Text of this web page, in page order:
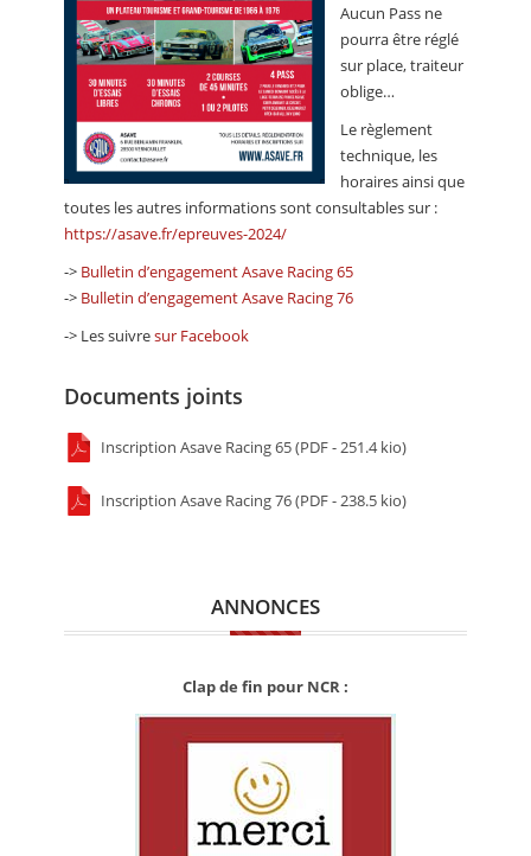
Aucun Pass ne
pourra être réglé
sur place, traiteur
oblige…
Le règlement
technique, les
horaires ainsi que
toutes les autres informations sont consultables sur :
https://asave.fr/epreuves-2024/
-> Bulletin d’engagement Asave Racing 65
-> Bulletin d’engagement Asave Racing 76
-> Les suivresur Facebook
Documents joints
Inscription Asave Racing 65 (PDF - 251.4 kio)
Inscription Asave Racing 76 (PDF - 238.5 kio)
ANNONCES
Clap de fin pour NCR :